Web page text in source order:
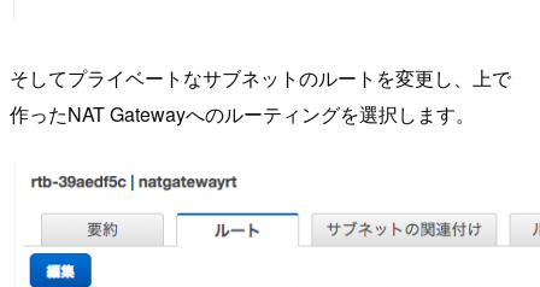
そしてプライベートなサブネットのルートを変更し、上で
作ったNAT Gatewayへのルーティングを選択します。